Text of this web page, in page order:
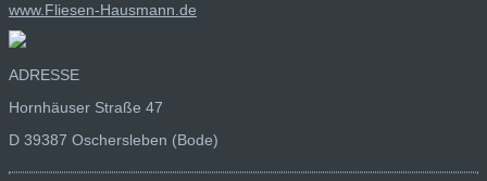
www.Fliesen-Hausmann.de
ADRESSE
Hornhäuser Straße 47
D 39387 Oschersleben (Bode)